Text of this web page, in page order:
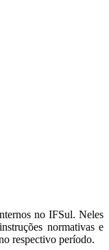
no IFSul. Neles
normativas e
respectivo período.